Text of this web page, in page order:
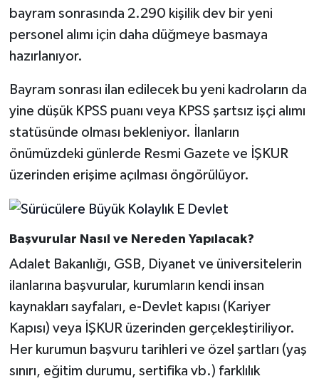
bayram sonrasında 2.290 kişilik dev bir yeni
personel alımı için daha düğmeye basmaya
hazırlanıyor.
Bayram sonrası ilan edilecek bu yeni kadroların da
yine düşük KPSS puanı veya KPSS şartsız işçi alımı
statüsünde olması bekleniyor. İlanların
önümüzdeki günlerde Resmi Gazete ve İŞKUR
üzerinden erişime açılması öngörülüyor.
Başvurular Nasıl ve Nereden Yapılacak?
Adalet Bakanlığı, GSB, Diyanet ve üniversitelerin
ilanlarına başvurular, kurumların kendi insan
kaynakları sayfaları, e-Devlet kapısı (Kariyer
Kapısı) veya İŞKUR üzerinden gerçekleştiriliyor.
Her kurumun başvuru tarihleri ve özel şartları (yaş
sınırı, eğitim durumu, sertifika vb.) farklılık